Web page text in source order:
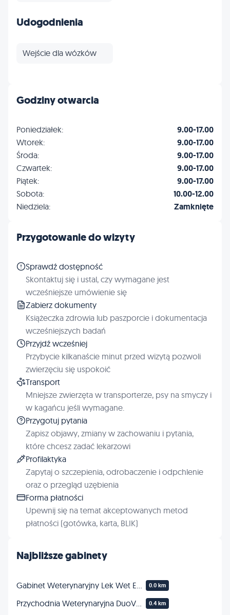
Udogodnienia
Wejście dla wózków
Najbliższe gabinety
0.0 km
0.4 km
Godziny otwarcia
Poniedziałek: 9.00-17.00
Wtorek: 9.00-17.00
Środa: 9.00-17.00
Czwartek: 9.00-17.00
Piątek: 9.00-17.00
Sobota: 10.00-12.00
Niedziela: Zamknięte
Przygotowanie do wizyty
Sprawdź dostępność
Skontaktuj się i ustal, czy wymagane jest
wcześniejsze umówienie się
Zabierz dokumenty
Książeczka zdrowia lub paszporcie i dokumentacja
wcześniejszych badań
Przyjdź wcześniej
Przybycie kilkanaście minut przed wizytą pozwoli
zwierzęciu się uspokoić
Transport
Mniejsze zwierzęta w transporterze, psy na smyczy i
w kagańcu jeśli wymagane.
Przygotuj pytania
Zapisz objawy, zmiany w zachowaniu i pytania,
które chcesz zadać lekarzowi
Profilaktyka
Zapytaj o szczepienia, odrobaczenie i odpchlenie
oraz o przegląd uzębienia
Forma płatności
Upewnij się na temat akceptowanych metod
płatności (gotówka, karta, BLIK)